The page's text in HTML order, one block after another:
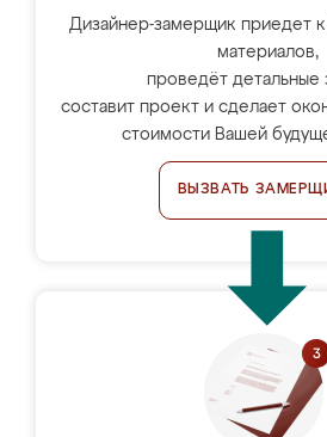
Дизайнер-замерщик приедет
материалов,
проведёт детальные
составит проект и сделает
стоимости Вашей
ВЫЗВАТЬ